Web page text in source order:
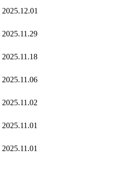
2025.12.01
2025.11.29
2025.11.18
2025.11.06
2025.11.02
2025.11.01
2025.11.01